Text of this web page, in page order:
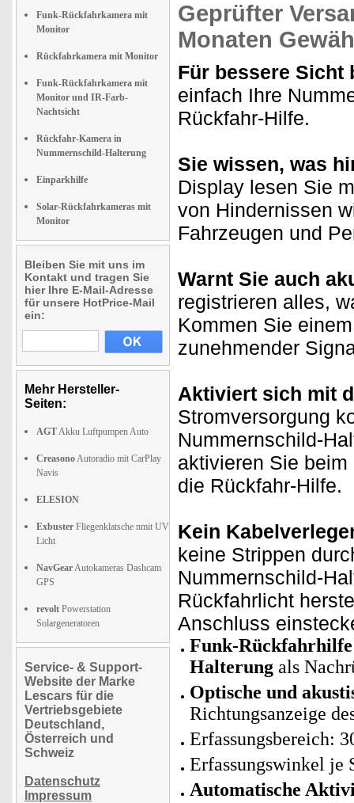
Funk-Rückfahrkamera mit
Monitor
Rückfahrkamera mit Monitor
Funk-Rückfahrkamera mit
Monitor und IR-Farb-
Nachtsicht
Rückfahr-Kamera in
Nummernschild-Halterung
Einparkhilfe
Solar-Rückfahrkameras mit
Monitor
Bleiben Sie mit uns im
Kontakt und tragen Sie
hier Ihre E-Mail-Adresse
für unsere HotPrice-Mail
ein:
Mehr Hersteller-
Seiten:
AGTAkku Luftpumpen Auto
CreasonoAutoradio mit CarPlay
Navis
ELESION
Exbuster Fliegenklatsche nmit UV
Licht
NavGearAutokameras Dashcam
GPS
revolt Powerstation
Solargeneratoren
Service- & Support-
Website der Marke
Lescars für die
Vertriebsgebiete
Deutschland,
Österreich und
Schweiz
Datenschutz
Impressum
Geprüfter
Monaten
Für bessere Sicht
einfach Ihre
Rückfahr-Hilfe.
Sie wissen, was
Display lesen Sie
von Hindernissen
Fahrzeugen und
Warnt Sie auch
registrieren alles,
Kommen Sie
zunehmender
Aktiviert sich mit
Stromversorgung
Nummernschild-
aktivieren Sie
die Rückfahr-Hilfe.
Kein
keine Strippen
Nummernschild-
Rückfahrlicht
Anschluss
Funk-
Halterung als
Optische und
Richtungsanzeige
Erfassungsbereich:
Erfassungswinkel je
Automatische